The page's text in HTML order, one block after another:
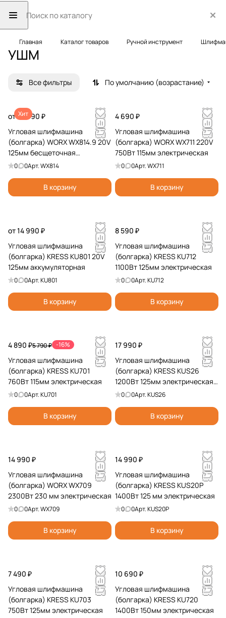
Главная Каталог товаров Ручной инструмент
УШМ
Все фильтры По умолчанию (возрастание)
Хит
от 10 990 ₽
Угловая шлифмашина
(болгарка) WORX WX814.9 20V
125мм бесщеточная
аккумуляторная без батареи и
0 0Арт.WX814
В корзину
4 690 ₽
Угловая шлифмашина
(болгарка) WORX WX711 220V
750Вт 115мм электрическая
0 0Арт.WX711
В корзину
от 14 990 ₽
Угловая шлифмашина
(болгарка) KRESS KU801 20V
125мм аккумуляторная
0 0Арт.KU801
В корзину
8 590 ₽
Угловая шлифмашина
(болгарка) KRESS KU712
1100Вт 125мм электрическая
0 0Арт.KU712
В корзину
4 890 ₽5 790 ₽ -16%
Угловая шлифмашина
(болгарка) KRESS KU701
760Вт 115мм электрическая
0 0Арт.KU701
В корзину
17 990 ₽
Угловая шлифмашина
(болгарка) KRESS KUS26
1200Вт 125мм электрическая
бесщеточная
0 0Арт.KUS26
В корзину
14 990 ₽
Угловая шлифмашина
(болгарка) WORX WX709
2300Вт 230 мм электрическая
0 0Арт.WX709
В корзину
14 990 ₽
Угловая шлифмашина
(болгарка) KRESS KUS20P
1400Вт 125 мм электрическая
0 0Арт.KUS20P
В корзину
7 490 ₽
Угловая шлифмашина
(болгарка) KRESS KU703
750Вт 125мм электрическая
10 690 ₽
Угловая шлифмашина
(болгарка) KRESS KU720
1400Вт 150мм электрическая